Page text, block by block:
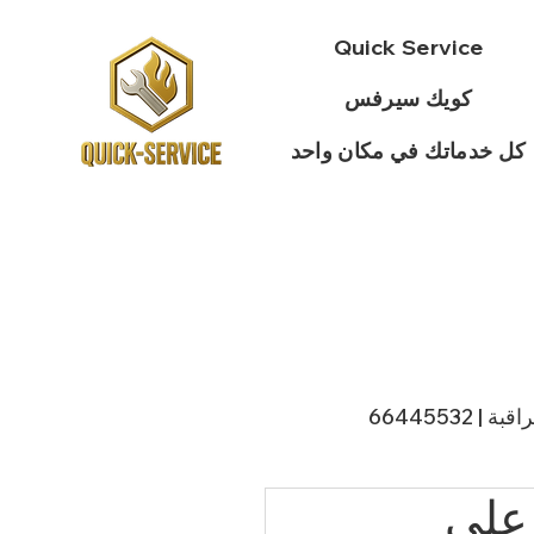
Quick Service
كويك سيرفس
كل خدماتك في مكان واحد
على